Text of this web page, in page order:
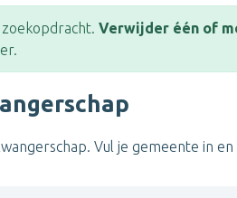
Verwijder één of
Vul je gemeente in